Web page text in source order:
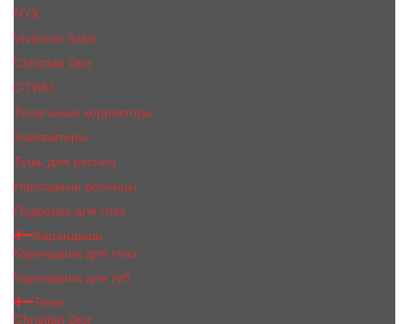
NYX
Vivienne Sabo
Сhristiаn Diоr
OTWO
Тональные корректоры
Хайлайтеры
Тушь для ресниц
Накладные ресницы
Подводка для глаз
Карандаши
Карандаши для глаз
Карандаши для губ
Тени
Christian Dior